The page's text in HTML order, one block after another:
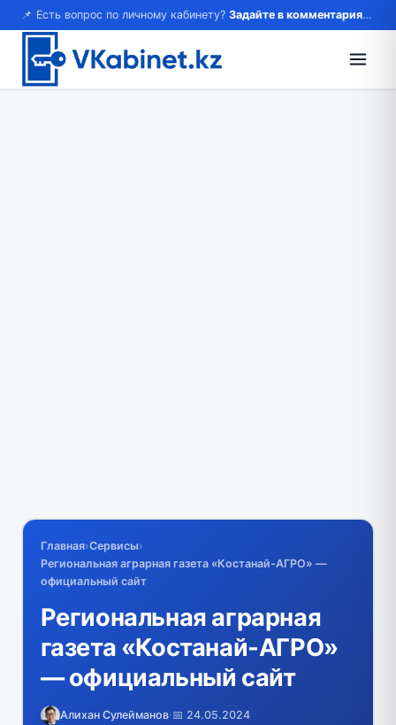
📌 Есть вопрос по личному кабинету? Задайте в комментариях — ответим!
Главная›Сервисы›
Региональная аграрная газета «Костанай-АГРО» —
официальный сайт
Региональная аграрная
газета «Костанай-АГРО»
— официальный сайт
Алихан Сулейманов·📅 24.05.2024